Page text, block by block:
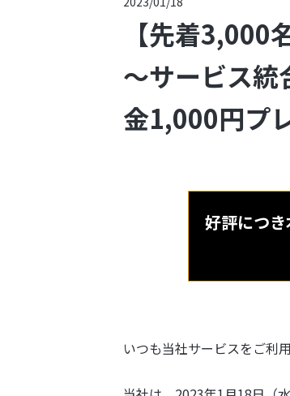
【先着3,000
～サービス
金1,000円プ
好評につ
いつも当社サービスをご利